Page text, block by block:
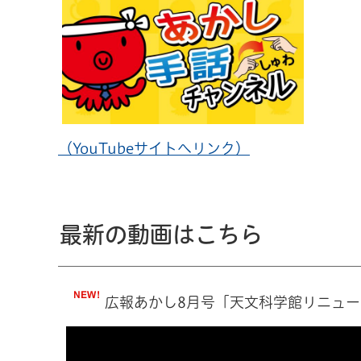
（YouTubeサイトへリンク）
最新の動画はこちら
広報あかし8月号「天文科学館リニュ